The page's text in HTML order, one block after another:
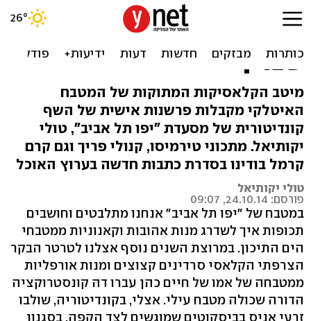
טירמיסו, קרם קרמל וגם
קנולי: קינוחים איטלקיים כמו
שצריך
מיטב הקלאסיקות המתוקות של המטבח
האיטלקי מקבלות פרשנות אישית של השף
קונדיטורית של מסעדת "יפו תל אביב", טולי
יקותיאל. מתכוני טירמיסו, קנולי פריך וגם קרם
קרמל בודינו בסדרת כתבות חדשה בערוץ האוכל
טולי יקותיאל
פורסם: 24.10.14, 09:07
במטבח של "יפו תל אביב" אנחנו מתלבטים וחושבים
תכופות איך לשדרג מנות אהובות וקאנוניות ממטבחי
הים התיכון. במרוצת השנים נוסף אצלנו לטרטר הבקר
הצרפתי הקלאסי סרדינים קצוצים ומנות אורפליות
ממטבחה של אמו של חיים כהן עברו דה קונסטרוקציה
הדורה שכולה מטבח עילי. אצלי, בקונדיטוריה, שולבו
זרעי אניס בביסקוטים שמוגשים לצד הקפה, בסגנון